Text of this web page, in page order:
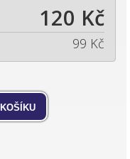
120 Kč
99 Kč